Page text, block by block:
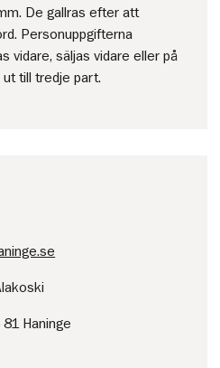
De gallras efter att
Personuppgifterna
vidare, säljas vidare eller på
till tredje part.
Haninge